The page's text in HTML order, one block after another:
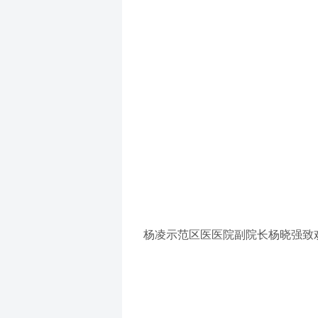
杨凌示范区医医院副院长杨晓强致